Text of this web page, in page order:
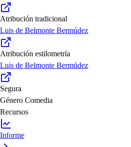
Atribución tradicional
Luis de Belmonte Bermúdez
Atribución estilometría
Luis de Belmonte Bermúdez
Segura
Género Comedia
Recursos
Informe